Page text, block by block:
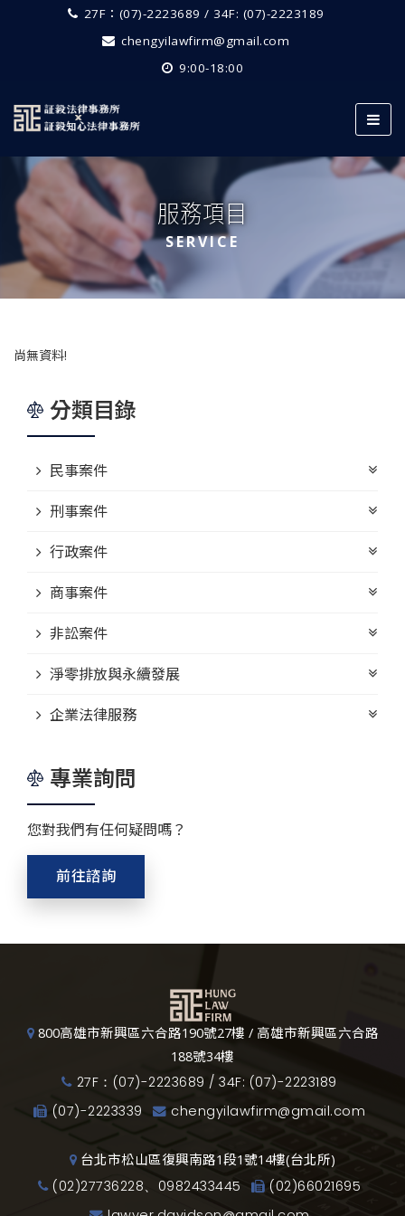
27F：(07)-2223689 / 34F: (07)-2223189
chengyilawfirm@gmail.com
9:00-18:00
服務項目
SERVICE
尚無資料!
分類目錄
民事案件
刑事案件
行政案件
商事案件
非訟案件
淨零排放與永續發展
企業法律服務
專業詢問
您對我們有任何疑問嗎？
前往諮詢
800高雄市新興區六合路190號27樓 / 高雄市新興區六合路
188號34樓
27F：(07)-2223689 / 34F: (07)-2223189
(07)-2223339
chengyilawfirm@gmail.com
台北市松山區復興南路1段1號14樓(台北所)
(02)27736228、0982433445
(02)66021695